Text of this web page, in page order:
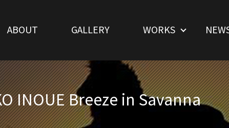
ABOUT GALLERY WORKS
INOUE Breeze in Savanna